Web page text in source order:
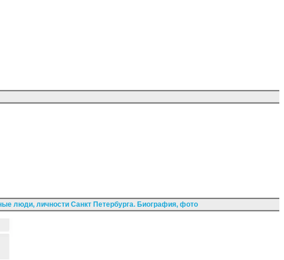
люди, личности Санкт Петербурга. Биография, фото